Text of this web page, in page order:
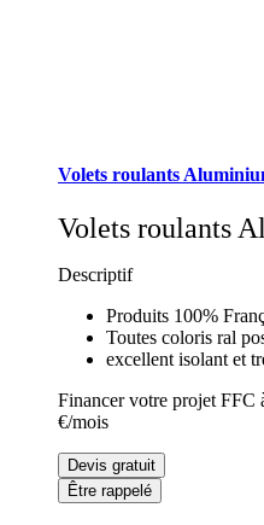
Volets roulants
Volets roulants
Descriptif
Produits 100%
Toutes coloris ral
excellent isolant et
Financer votre projet FFC
€/mois
Devis gratuit
Être rappelé